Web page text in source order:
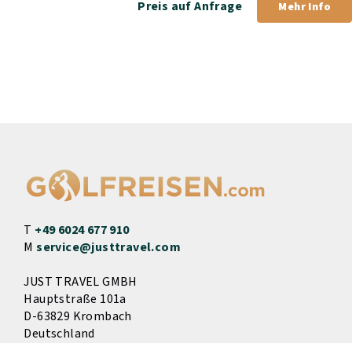
Preis auf Anfrage
Mehr Info
T +49 6024 677 910
Mservice@justtravel.com
JUST TRAVEL GMBH
Hauptstraße 101a
D-63829 Krombach
Deutschland